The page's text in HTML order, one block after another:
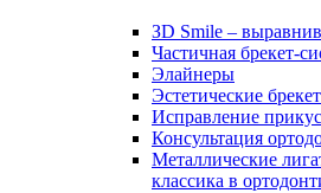
ЗD Smile –
Частичная брекет-
Элайнеры
Эстетические
Исправление
Консультация
Металлические
классика в